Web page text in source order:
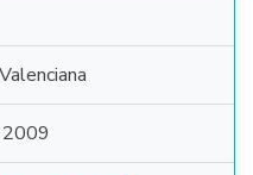
2009